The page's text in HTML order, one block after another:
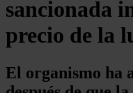
sancionada
precio de la
El organismo ha